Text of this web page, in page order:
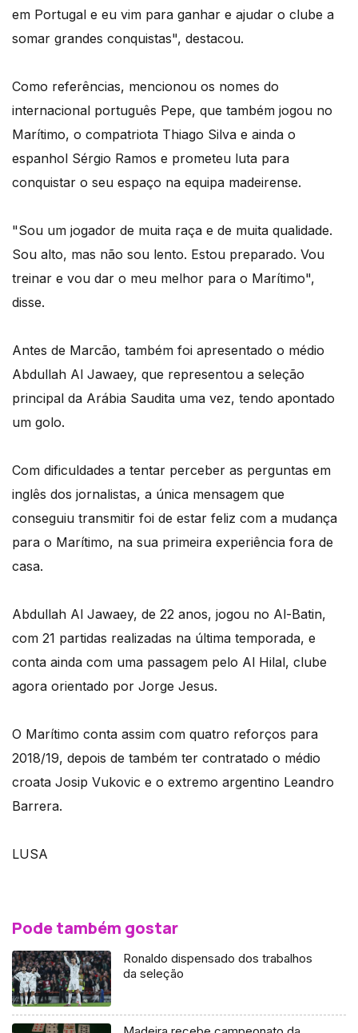
em Portugal e eu vim para ganhar e ajudar o clube a
somar grandes conquistas", destacou.
Como referências, mencionou os nomes do
internacional português Pepe, que também jogou no
Marítimo, o compatriota Thiago Silva e ainda o
espanhol Sérgio Ramos e prometeu luta para
conquistar o seu espaço na equipa madeirense.
"Sou um jogador de muita raça e de muita qualidade.
Sou alto, mas não sou lento. Estou preparado. Vou
treinar e vou dar o meu melhor para o Marítimo",
disse.
Antes de Marcão, também foi apresentado o médio
Abdullah Al Jawaey, que representou a seleção
principal da Arábia Saudita uma vez, tendo apontado
um golo.
Com dificuldades a tentar perceber as perguntas em
inglês dos jornalistas, a única mensagem que
conseguiu transmitir foi de estar feliz com a mudança
para o Marítimo, na sua primeira experiência fora de
casa.
Abdullah Al Jawaey, de 22 anos, jogou no Al-Batin,
com 21 partidas realizadas na última temporada, e
conta ainda com uma passagem pelo Al Hilal, clube
agora orientado por Jorge Jesus.
O Marítimo conta assim com quatro reforços para
2018/19, depois de também ter contratado o médio
croata Josip Vukovic e o extremo argentino Leandro
Barrera.
LUSA
Pode também gostar
Ronaldo dispensado dos trabalhos
da seleção